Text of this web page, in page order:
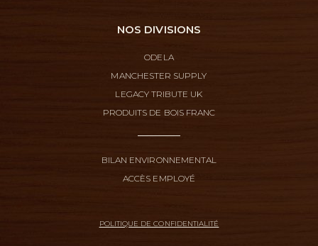
NOS DIVISIONS
ODELA
MANCHESTER SUPPLY
LEGACY TRIBUTE UK
PRODUITS DE BOIS FRANC
BILAN ENVIRONNEMENTAL
ACCÈS EMPLOYÉ
POLITIQUE DE CONFIDENTIALITÉ